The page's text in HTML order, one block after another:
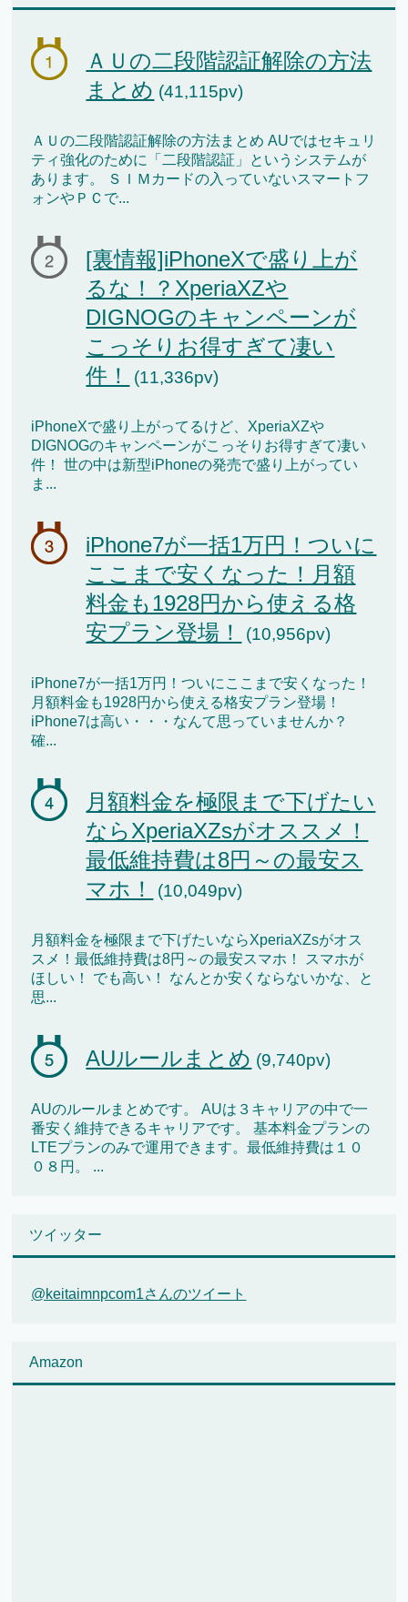
ＡＵの二段階認証解除の方法
まとめ (41,115pv)
ＡＵの二段階認証解除の方法まとめ AUではセキュリ
ティ強化のために「二段階認証」というシステムが
あります。 ＳＩＭカードの入っていないスマートフ
ォンやＰＣで...
[裏情報]iPhoneXで盛り上が
るな！？XperiaXZや
DIGNOGのキャンペーンが
こっそりお得すぎて凄い
件！
(11,336pv)
iPhoneXで盛り上がってるけど、XperiaXZや
DIGNOGのキャンペーンがこっそりお得すぎて凄い
件！ 世の中は新型iPhoneの発売で盛り上がってい
ま...
iPhone7が一括1万円！ついに
ここまで安くなった！月額
料金も1928円から使える格
安プラン登場！
(10,956pv)
iPhone7が一括1万円！ついにここまで安くなった！
月額料金も1928円から使える格安プラン登場！
iPhone7は高い・・・なんて思っていませんか？
確...
月額料金を極限まで下げたい
ならXperiaXZsがオススメ！
最低維持費は8円～の最安ス
マホ！
(10,049pv)
月額料金を極限まで下げたいならXperiaXZsがオス
スメ！最低維持費は8円～の最安スマホ！ スマホが
ほしい！ でも高い！ なんとか安くならないかな、と
思...
AUルールまとめ (9,740pv)
AUのルールまとめです。 AUは３キャリアの中で一
番安く維持できるキャリアです。 基本料金プランの
LTEプランのみで運用できます。最低維持費は１０
０８円。 ...
ツイッター
@keitaimnpcom1さんのツイート
Amazon